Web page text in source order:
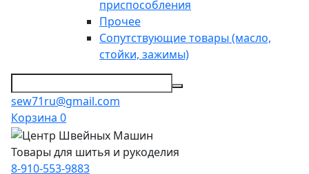
приспособления
Прочее
Сопутствующие товары (масло,
стойки, зажимы)
sew71ru@gmail.com
Корзина 0
Товары для шитья и рукоделия
8-910-553-9883